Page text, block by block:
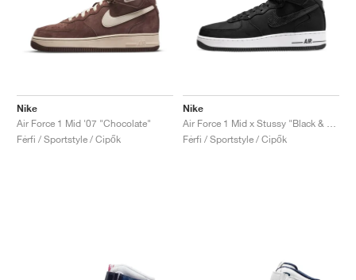
Nike
Air Force 1 Mid '07 "Chocolate"
Férfi / Sportstyle / Cipők
Nike
Férfi / Sportstyle / Cipők